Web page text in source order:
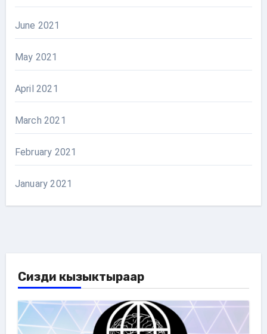
June 2021
May 2021
April 2021
March 2021
February 2021
January 2021
Сизди кызыктыраар